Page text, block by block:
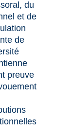
du
et de
de
preuve